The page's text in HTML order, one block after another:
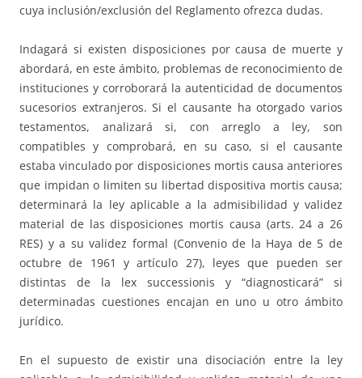
cuya inclusión/exclusión del Reglamento ofrezca dudas.
Indagará si existen disposiciones por causa de muerte y
abordará, en este ámbito, problemas de reconocimiento de
instituciones y corroborará la autenticidad de documentos
sucesorios extranjeros. Si el causante ha otorgado varios
testamentos, analizará si, con arreglo a ley, son
compatibles y comprobará, en su caso, si el causante
estaba vinculado por disposiciones mortis causa anteriores
que impidan o limiten su libertad dispositiva mortis causa;
determinará la ley aplicable a la admisibilidad y validez
material de las disposiciones mortis causa (arts. 24 a 26
RES) y a su validez formal (Convenio de la Haya de 5 de
octubre de 1961 y artículo 27), leyes que pueden ser
distintas de la lex successionis y “diagnosticará” si
determinadas cuestiones encajan en uno u otro ámbito
jurídico.
En el supuesto de existir una disociación entre la ley